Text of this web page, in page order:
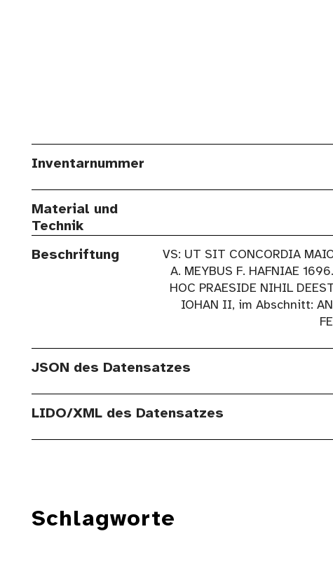
Inventarnummer
Material und
Technik
Beschriftung
VS: UT SIT CONCORDIA
A. MEYBUS F. HAFNIAE
HOC PRAESIDE NIHIL
IOHAN II, im Abschnitt:
JSON des Datensatzes
LIDO/XML des Datensatzes
Schlagworte